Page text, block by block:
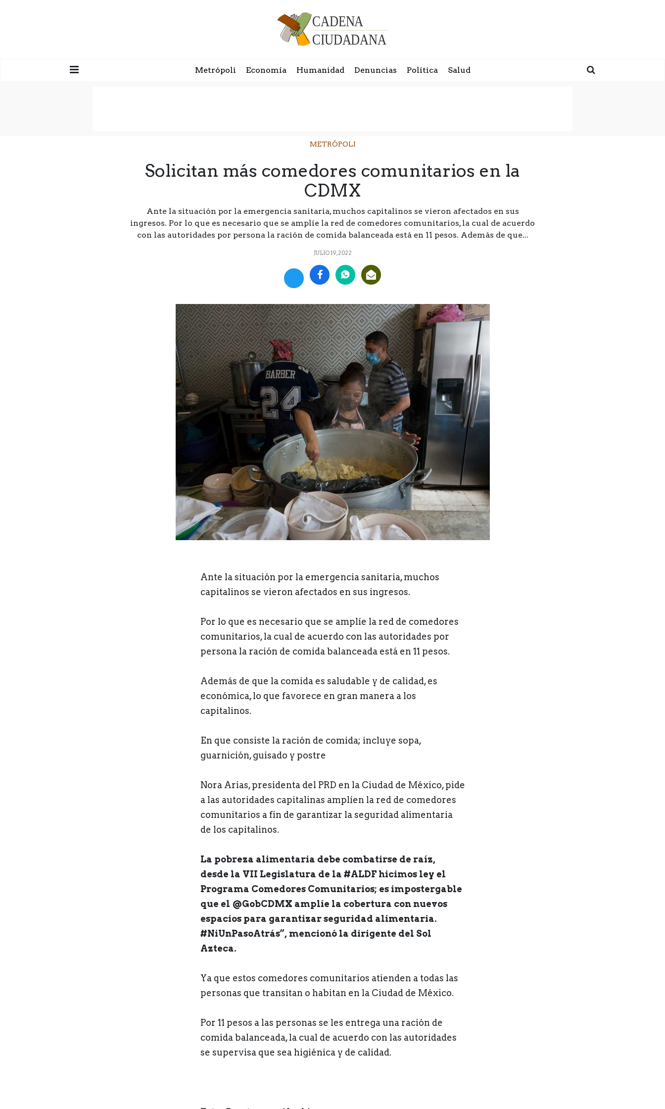
Metrópoli Economía Humanidad Denuncias Política Salud
METRÓPOLI
Solicitan más comedores comunitarios en la
CDMX
Ante la situación por la emergencia sanitaria, muchos capitalinos se vieron afectados en sus
ingresos. Por lo que es necesario que se amplíe la red de comedores comunitarios, la cual de acuerdo
con las autoridades por persona la ración de comida balanceada está en 11 pesos. Además de que...
JULIO 19, 2022
Ante la situación por la emergencia sanitaria, muchos
capitalinos se vieron afectados en sus ingresos.
Por lo que es necesario que se amplíe la red de comedores
comunitarios, la cual de acuerdo con las autoridades por
persona la ración de comida balanceada está en 11 pesos.
Además de que la comida es saludable y de calidad, es
económica, lo que favorece en gran manera a los
capitalinos.
En que consiste la ración de comida; incluye sopa,
guarnición, guisado y postre
Nora Arias, presidenta del PRD en la Ciudad de México, pide
a las autoridades capitalinas amplíen la red de comedores
comunitarios a fin de garantizar la seguridad alimentaria
de los capitalinos.
La pobreza alimentaria debe combatirse de raíz,
desde la VII Legislatura de la #ALDF hicimos ley el
Programa Comedores Comunitarios; es impostergable
que el @GobCDMX amplíe la cobertura con nuevos
espacios para garantizar seguridad alimentaria.
#NiUnPasoAtrás”, mencionó la dirigente del Sol
Azteca.
Ya que estos comedores comunitarios atienden a todas las
personas que transitan o habitan en la Ciudad de México.
Por 11 pesos a las personas se les entrega una ración de
comida balanceada, la cual de acuerdo con las autoridades
se supervisa que sea higiénica y de calidad.